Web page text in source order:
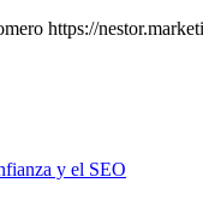
https://
y el SEO